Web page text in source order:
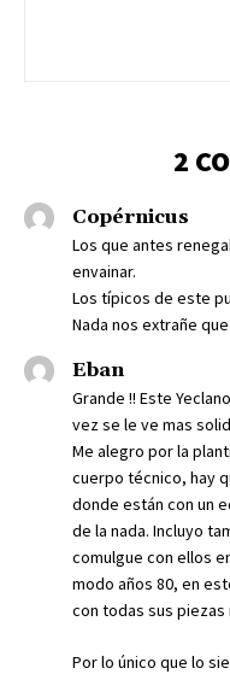
2
Copérnicus
Los que antes
envainar.
Los típicos de este
Nada nos extrañe
Eban
Grande !! Este
vez se le ve mas
Me alegro por la
cuerpo técnico, hay
donde están con un
de la nada. Incluyo
comulgue con ellos
modo años 80, en
con todas sus
Por lo único que lo